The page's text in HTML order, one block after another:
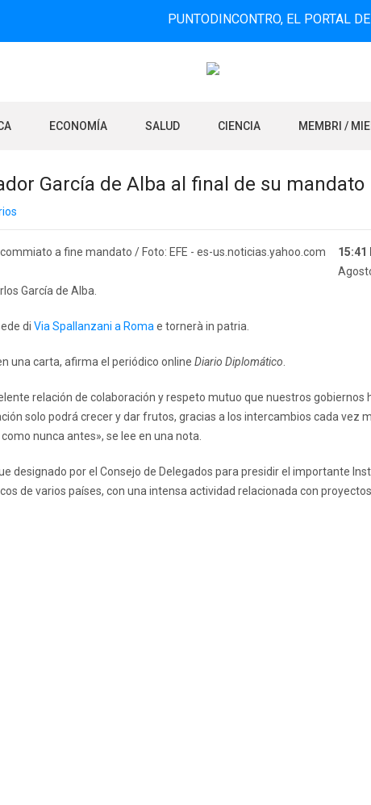
PUNTODINCONTRO, EL PORTAL DE
ECONOMÍA SALUD CIENCIA MEMBRI /
García de Alba al final de su mandato
15:41
García de Alba.
di Via Spallanzani a Roma e tornerà in patria.
una carta, afirma el periódico online Diario Diplomático
relación de colaboración y respeto mutuo que nuestros gobiernos
solo podrá crecer y dar frutos, gracias a los intercambios cada vez
nunca antes», se lee en una nota.
designado por el Consejo de Delegados para presidir el importante
de varios países, con una intensa actividad relacionada con